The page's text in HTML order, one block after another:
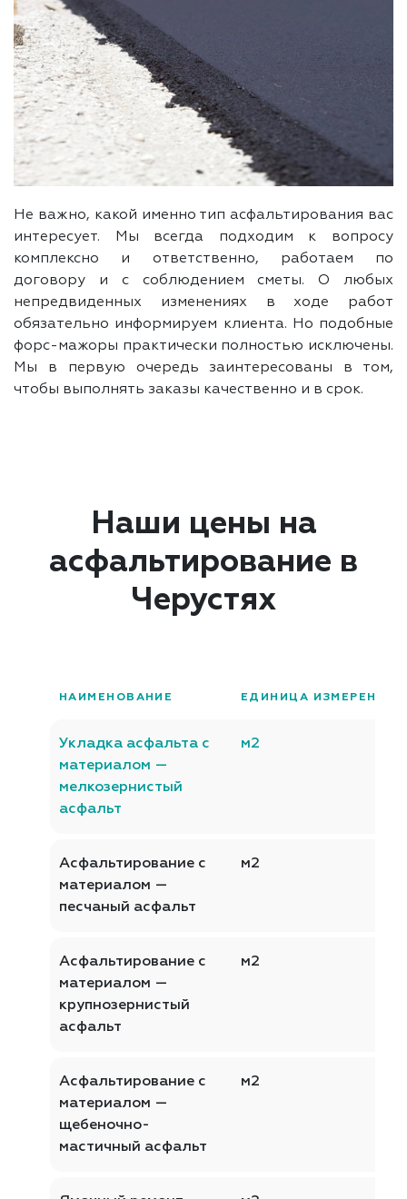
Не важно, какой именно тип асфальтирования вас
интересует. Мы всегда подходим к вопросу
комплексно и ответственно, работаем по
договору и с соблюдением сметы. О любых
непредвиденных изменениях в ходе работ
обязательно информируем клиента. Но подобные
форс-мажоры практически полностью исключены.
Мы в первую очередь заинтересованы в том,
чтобы выполнять заказы качественно и в срок.
Наши цены на
асфальтирование в
Черустях
НАИМЕНОВАНИЕ ЕДИНИЦА ИЗМЕРЕНИЯ
Укладка асфальта с
материалом —
мелкозернистый
асфальт
м2
Асфальтирование с
материалом —
песчаный асфальт
м2
Асфальтирование с
материалом —
крупнозернистый
асфальт
м2
Асфальтирование с
материалом —
щебеночно-
мастичный асфальт
м2